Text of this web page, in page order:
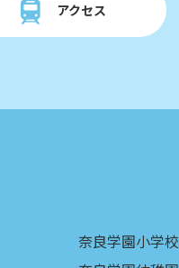
アクセス
奈良学園小学校